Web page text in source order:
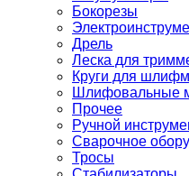
Бокорезы
Дрель
Леска для
Круги для
Шлифовальные
Прочее
Ручной
Сварочное
Тросы